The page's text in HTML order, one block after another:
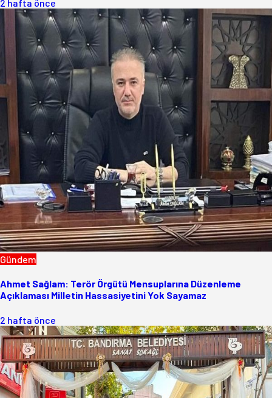
2 hafta önce
Gündem
Ahmet Sağlam: Terör Örgütü Mensuplarına Düzenleme
Açıklaması Milletin Hassasiyetini Yok Sayamaz
2 hafta önce